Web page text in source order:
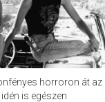
horroron át az
is egészen